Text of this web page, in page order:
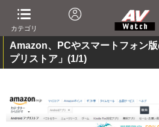
カテゴリ
Amazon、PCやスマートフォン
プリストア」 (1/1)